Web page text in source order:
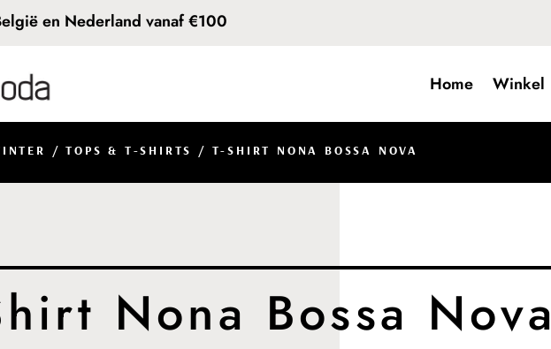
en Nederland vanaf €100
Home Winkel
/TOPS & T-SHIRTS / T-SHIRT NONA BOSSA NOVA
Nona Bossa Nova